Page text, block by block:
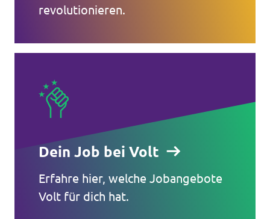
revolutionieren.
Dein Job bei Volt
Erfahre hier, welche Jobangebote
Volt für dich hat.